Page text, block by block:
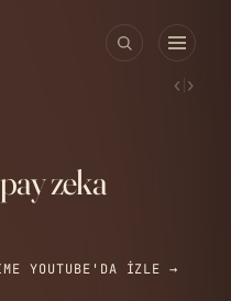
‹ ›
zeka
YOUTUBE'DA IZLE →